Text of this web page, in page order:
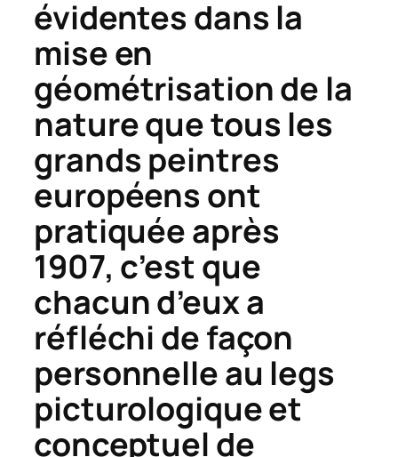
évidentes dans la
mise en
géométrisation de la
nature que tous les
grands peintres
européens ont
pratiquée après
1907, c’est que
chacun d’eux a
réfléchi de façon
personnelle au legs
picturologique et
conceptuel de